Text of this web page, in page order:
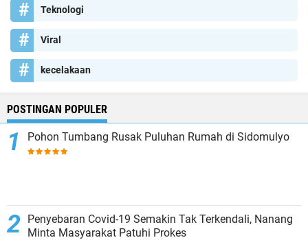
Teknologi
Viral
kecelakaan
POSTINGAN POPULER
Pohon Tumbang Rusak Puluhan Rumah di Sidomulyo
Penyebaran Covid-19 Semakin Tak Terkendali, Nanang
Minta Masyarakat Patuhi Prokes